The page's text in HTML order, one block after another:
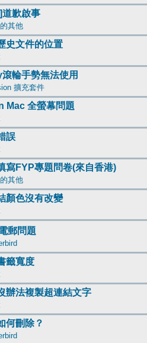
道歉啟事
其他
史文件的位置
輪手勢無法使用
擴充套件
Mac 全螢幕問題
誤
寫FYP專題問卷(來自香港)
其他
顏色沒有改變
郵問題
籤寬度
辦法複製超連結文字
何刪除？